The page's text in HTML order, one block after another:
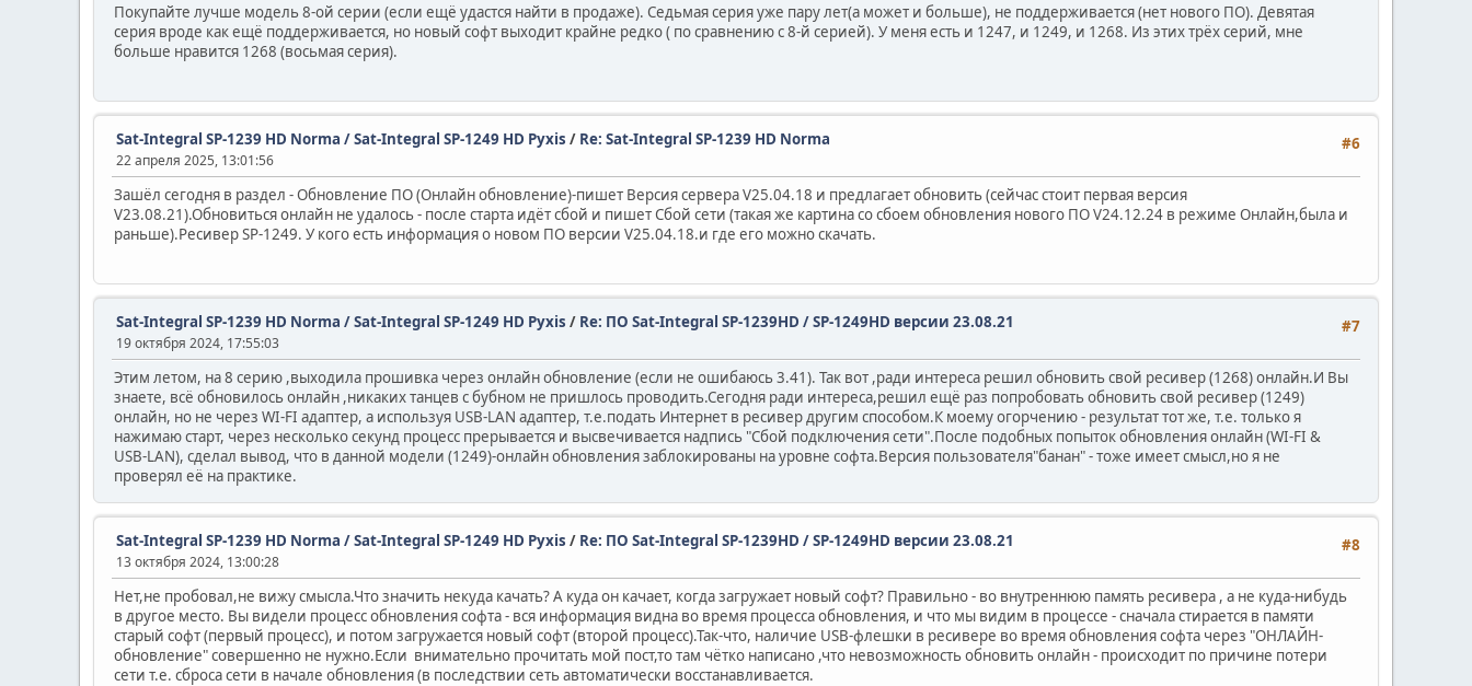
Покупайте лучше модель 8-ой серии (если ещё удастся найти в продаже). Седьмая серия уже пару лет(а может и больше), не поддерживается (нет нового ПО). Девятая
серия вроде как ещё поддерживается, но новый софт выходит крайне редко ( по сравнению с 8-й серией). У меня есть и 1247, и 1249, и 1268. Из этих трёх серий, мне
больше нравится 1268 (восьмая серия).
#6
Sat-Integral SP-1239 HD Norma / Sat-Integral SP-1249 HD Pyxis / Re: Sat-Integral SP-1239 HD Norma
22 апреля 2025, 13:01:56
Зашёл сегодня в раздел - Обновление ПО (Онлайн обновление)-пишет Версия сервера V25.04.18 и предлагает обновить (сейчас стоит первая версия
V23.08.21).Обновиться онлайн не удалось - после старта идёт сбой и пишет Сбой сети (такая же картина со сбоем обновления нового ПО V24.12.24 в режиме Онлайн,была и
раньше).Ресивер SP-1249. У кого есть информация о новом ПО версии V25.04.18.и где его можно скачать.
#7
Sat-Integral SP-1239 HD Norma / Sat-Integral SP-1249 HD Pyxis / Re: ПО Sat-Integral SP-1239HD / SP-1249HD версии 23.08.21
19 октября 2024, 17:55:03
Этим летом, на 8 серию ,выходила прошивка через онлайн обновление (если не ошибаюсь 3.41). Так вот ,ради интереса решил обновить свой ресивер (1268) онлайн.И Вы
знаете, всё обновилось онлайн ,никаких танцев с бубном не пришлось проводить.Сегодня ради интереса,решил ещё раз попробовать обновить свой ресивер (1249)
онлайн, но не через WI-FI адаптер, а используя USB-LAN адаптер, т.е.подать Интернет в ресивер другим способом.К моему огорчению - результат тот же, т.е. только я
нажимаю старт, через несколько секунд процесс прерывается и высвечивается надпись "Сбой подключения сети".После подобных попыток обновления онлайн (WI-FI &
USB-LAN), сделал вывод, что в данной модели (1249)-онлайн обновления заблокированы на уровне софта.Версия пользователя"банан" - тоже имеет смысл,но я не
проверял её на практике.
#8
Sat-Integral SP-1239 HD Norma / Sat-Integral SP-1249 HD Pyxis / Re: ПО Sat-Integral SP-1239HD / SP-1249HD версии 23.08.21
13 октября 2024, 13:00:28
Нет,не пробовал,не вижу смысла.Что значить некуда качать? А куда он качает, когда загружает новый софт? Правильно - во внутреннюю память ресивера , а не куда-нибудь
в другое место. Вы видели процесс обновления софта - вся информация видна во время процесса обновления, и что мы видим в процессе - сначала стирается в памяти
старый софт (первый процесс), и потом загружается новый софт (второй процесс).Так-что, наличие USB-флешки в ресивере во время обновления софта через "ОНЛАЙН-
обновление" совершенно не нужно.Если внимательно прочитать мой пост,то там чётко написано ,что невозможность обновить онлайн - происходит по причине потери
сети т.е. сброса сети в начале обновления (в последствии сеть автоматически восстанавливается.